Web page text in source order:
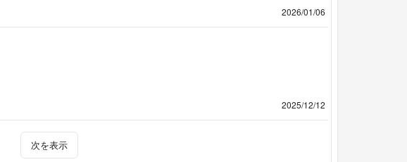
2026/01/06
2025/12/12
次を表示